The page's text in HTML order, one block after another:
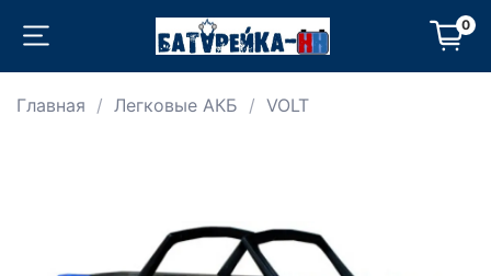
0
Главная Легковые АКБ VOLT